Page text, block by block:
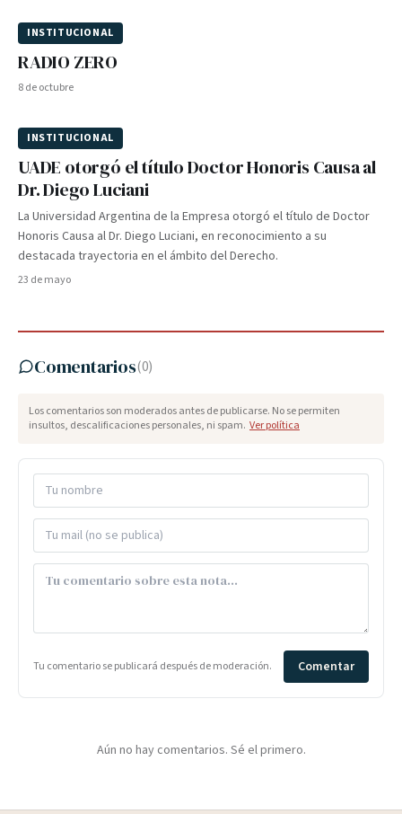
INSTITUCIONAL
RADIO ZERO
8 de octubre
INSTITUCIONAL
UADE otorgó el título Doctor Honoris Causa al
Dr. Diego Luciani
La Universidad Argentina de la Empresa otorgó el título de Doctor
Honoris Causa al Dr. Diego Luciani, en reconocimiento a su
destacada trayectoria en el ámbito del Derecho.
23 de mayo
Comentarios(0)
Los comentarios son moderados antes de publicarse. No se permiten
insultos, descalificaciones personales, ni spam. Ver política
Tu comentario se publicará después de moderación. Comentar
Aún no hay comentarios. Sé el primero.